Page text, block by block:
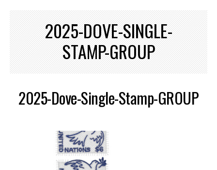
2025-DOVE-SINGLE-
STAMP-GROUP
2025-Dove-Single-Stamp-GROUP